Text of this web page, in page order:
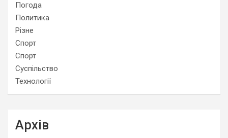
Погода
Политика
Різне
Спорт
Спорт
Суспільство
Технології
Архів